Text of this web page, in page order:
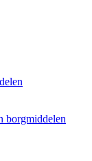
borgmiddelen